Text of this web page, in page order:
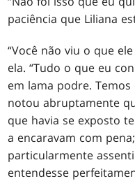
paciência que Liliana
“Você não viu o que
ela. “Tudo o que eu
em lama podre. Temos
notou abruptamente
que havia se exposto
a encaravam com
particularmente
entendesse